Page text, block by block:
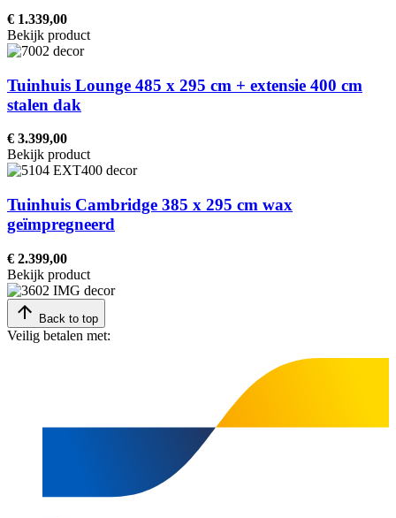
€ 1.339,00
Bekijk product
Tuinhuis Lounge 485 x 295 cm + extensie 400 cm
stalen dak
€ 3.399,00
Bekijk product
Tuinhuis Cambridge 385 x 295 cm wax
geïmpregneerd
€ 2.399,00
Bekijk product
Back to top
Veilig betalen met: